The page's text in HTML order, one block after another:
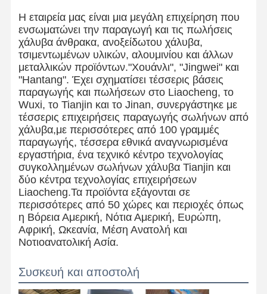
Η εταιρεία μας είναι μια μεγάλη επιχείρηση που
ενσωματώνει την παραγωγή και τις πωλήσεις
χάλυβα άνθρακα, ανοξείδωτου χάλυβα,
τσιμεντωμένων υλικών, αλουμινίου και άλλων
μεταλλικών προϊόντων."Χουάνλι", "Jingwei" και
"Hantang". Έχει σχηματίσει τέσσερις βάσεις
παραγωγής και πωλήσεων στο Liaocheng, το
Wuxi, το Tianjin και το Jinan, συνεργάστηκε με
τέσσερις επιχειρήσεις παραγωγής σωλήνων από
χάλυβα,με περισσότερες από 100 γραμμές
παραγωγής, τέσσερα εθνικά αναγνωρισμένα
εργαστήρια, ένα τεχνικό κέντρο τεχνολογίας
συγκολλημένων σωλήνων χάλυβα Tianjin και
δύο κέντρα τεχνολογίας επιχειρήσεων
Liaocheng.Τα προϊόντα εξάγονται σε
περισσότερες από 50 χώρες και περιοχές όπως
η Βόρεια Αμερική, Νότια Αμερική, Ευρώπη,
Αφρική, Ωκεανία, Μέση Ανατολή και
Νοτιοανατολική Ασία.
Συσκευή και αποστολή